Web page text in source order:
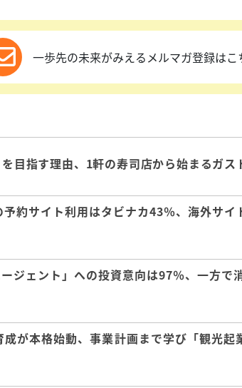
一歩先の未来がみえるメルマガ登録はこ
目指す理由、1軒の寿司店から始まるガス
約サイト利用はタビナカ43％、海外サ
ジェント」への投資意向は97％、一方
成が本格始動、事業計画まで学び「観光